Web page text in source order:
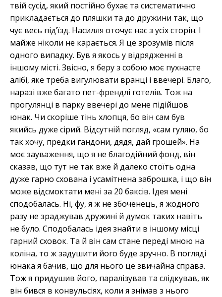
твій сусід, який постійно бухає та систематично
прикладається до пляшки та до дружини так, що
чує весь під’їзд. Насилля оточує нас з усіх сторін. І
майже ніколи не карається. Я це зрозумів після
одного випадку. Був я якось у відрядженні в
іншому місті. Звісно, я беру з собою моє пухнасте
алібі, яке треба вигулювати вранці і ввечері. Благо,
наразі вже багато пет-френдлі готелів. Тож на
прогулянці в парку ввечері до мене підійшов
юнак. Чи скоріше тінь хлопця, бо він сам був
якийсь дуже сірий. Відсутній погляд, «сам гуляю, бо
так хочу, предки гандони, дядя, дай грошей». На
моє зауваження, що я не благодійний фонд, він
сказав, що тут не так вже й далеко стоїть одна
дуже гарно схована і усамітнена заброшка, і що він
може відсмоктати мені за 20 баксів. Ідея мені
сподобалась. Ні, фу, я ж не збоченець, я жодного
разу не зраджував дружині й думок таких навіть
не було. Сподобалась ідея знайти в іншому місці
гарний сховок. Та й він сам стане переді мною на
коліна, то ж задушити його буде зручно. В погляді
юнака я бачив, що для нього це звичайна справа.
Тож я придушив його, паралізував та слідкував, як
він бився в конвульсіях, коли я знімав з нього